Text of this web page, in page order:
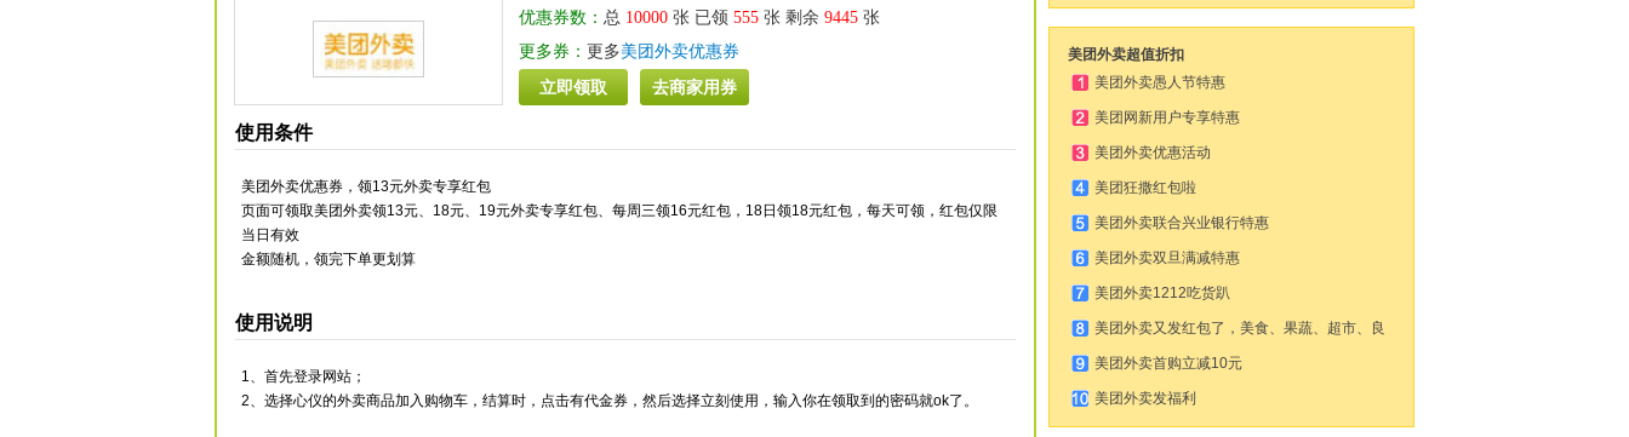
优惠券数： 总 10000 张 已领 555 张 剩余 9445 张
更多券： 更多美团外卖优惠券
立即领取 去商家用券
使用条件
美团外卖优惠券，领13元外卖专享红包
页面可领取美团外卖领13元、18元、19元外卖专享红包、每周三领16元红包，18日领18元红包，每天可领，红包仅限
当日有效
金额随机，领完下单更划算
使用说明
1、首先登录网站；
2、选择心仪的外卖商品加入购物车，结算时，点击有代金券，然后选择立刻使用，输入你在领取到的密码就ok了。
美团外卖超值折扣
美团外卖愚人节特惠
美团网新用户专享特惠
美团外卖优惠活动
美团狂撒红包啦
美团外卖联合兴业银行特惠
美团外卖双旦满减特惠
美团外卖1212吃货趴
美团外卖又发红包了，美食、果蔬、超市、良
药都有
美团外卖首购立减10元
美团外卖发福利